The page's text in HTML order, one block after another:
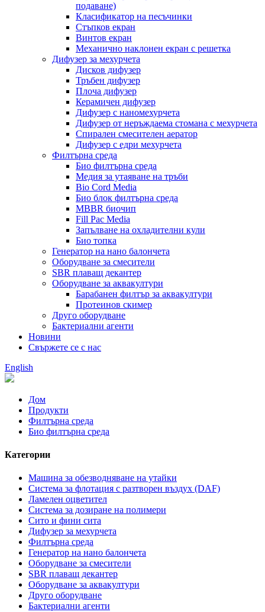
подаване)
Класификатор на песъчинки
Стъпков екран
Винтов екран
Механично наклонен екран с решетка
Дифузер за мехурчета
Дисков дифузер
Тръбен дифузер
Плоча дифузер
Керамичен дифузер
Дифузер с наномехурчета
Дифузер от неръждаема стомана с мехурчета
Спирален смесителен аератор
Дифузер с едри мехурчета
Филтърна среда
Био филтърна среда
Медия за утаяване на тръби
Bio Cord Media
Био блок филтърна среда
MBBR биочип
Fill Pac Media
Запълване на охладителни кули
Био топка
Генератор на нано балончета
Оборудване за смесители
SBR плаващ декантер
Оборудване за аквакултури
Барабанен филтър за аквакултури
Протеинов скимер
Друго оборудване
Бактериални агенти
Новини
Свържете се с нас
English
Дом
Продукти
Филтърна среда
Био филтърна среда
Категории
Машина за обезводняване на утайки
Система за флотация с разтворен въздух (DAF)
Ламелен оцветител
Система за дозиране на полимери
Сито и фини сита
Дифузер за мехурчета
Филтърна среда
Генератор на нано балончета
Оборудване за смесители
SBR плаващ декантер
Оборудване за аквакултури
Друго оборудване
Бактериални агенти